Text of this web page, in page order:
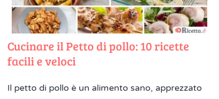
Cucinare il Petto di pollo: 10 ricette
facili e veloci
Il petto di pollo è un alimento sano, apprezzato